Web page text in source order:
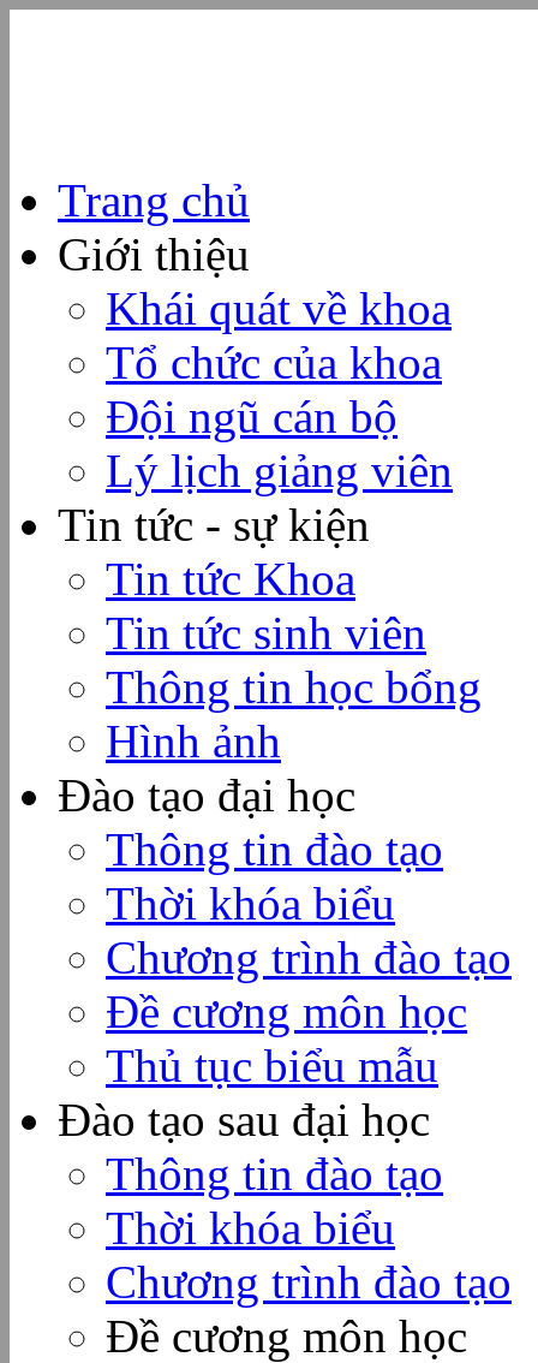
Trang chủ
Giới thiệu
Khái quát về khoa
Tổ chức của khoa
Đội ngũ cán bộ
Lý lịch giảng viên
Tin tức - sự kiện
Tin tức Khoa
Tin tức sinh viên
Thông tin học bổng
Hình ảnh
Đào tạo đại học
Thông tin đào tạo
Thời khóa biểu
Chương trình đào tạo
Đề cương môn học
Thủ tục biểu mẫu
Đào tạo sau đại học
Thông tin đào tạo
Thời khóa biểu
Chương trình đào tạo
Đề cương môn học